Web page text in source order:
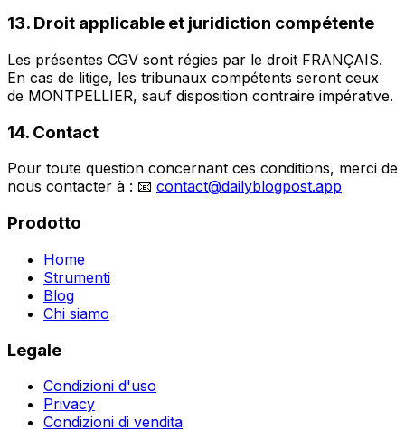
13. Droit applicable et juridiction compétente
Les présentes CGV sont régies par le droit FRANÇAIS.
En cas de litige, les tribunaux compétents seront ceux
de MONTPELLIER, sauf disposition contraire impérative.
14. Contact
Pour toute question concernant ces conditions, merci de
nous contacter à : 📧 contact@dailyblogpost.app
Prodotto
Home
Strumenti
Blog
Chi siamo
Legale
Condizioni d'uso
Privacy
Condizioni di vendita